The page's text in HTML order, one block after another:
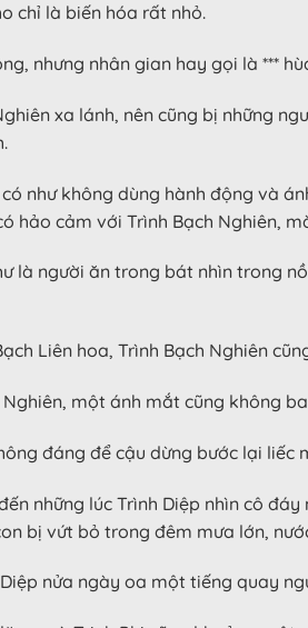
chỉ là biến hóa rất nhỏ.
nhưng nhân gian hay gọi là ***
xa lánh, nên cũng bị những
như không dùng hành động và
hảo cảm với Trình Bạch Nghiên,
là người ăn trong bát nhìn trong
Liên hoa, Trình Bạch Nghiên
một ánh mắt cũng không
đáng để cậu dừng bước lại liếc
những lúc Trình Diệp nhìn cô
bị vứt bỏ trong đêm mưa lớn,
nửa ngày oa một tiếng quay